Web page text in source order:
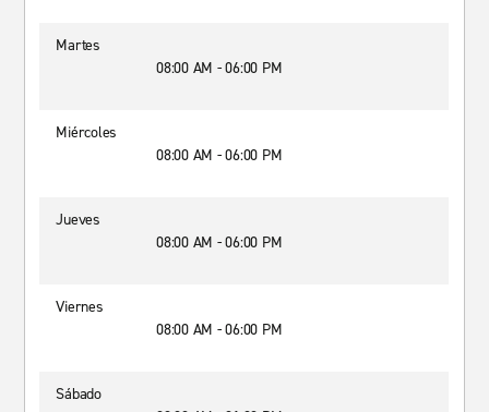
Martes
08:00 AM - 06:00 PM
Miércoles
08:00 AM - 06:00 PM
Jueves
08:00 AM - 06:00 PM
Viernes
08:00 AM - 06:00 PM
Sábado